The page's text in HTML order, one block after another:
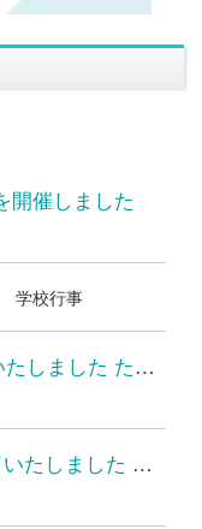
開催しました
学校行事
令和８年度の学校説明会は終了いたしました たくさんのご参加あり...
令和８年度の学校説明会は終了いたしました たくさんのご参加...